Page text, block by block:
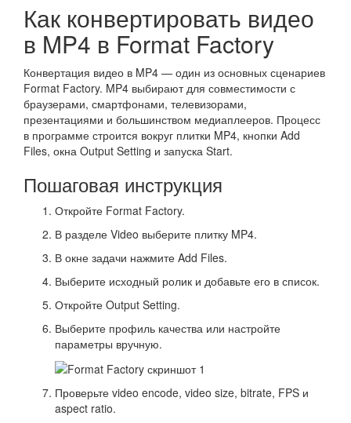
Как конвертировать видео
в MP4 в Format Factory
Конвертация видео в MP4 — один из основных сценариев
Format Factory. MP4 выбирают для совместимости с
браузерами, смартфонами, телевизорами,
презентациями и большинством медиаплееров. Процесс
в программе строится вокруг плитки MP4, кнопки Add
Files, окна Output Setting и запуска Start.
Пошаговая инструкция
Откройте Format Factory.
В разделе Video выберите плитку MP4.
В окне задачи нажмите Add Files.
Выберите исходный ролик и добавьте его в список.
Откройте Output Setting.
Выберите профиль качества или настройте
параметры вручную.
Проверьте video encode, video size, bitrate, FPS и
aspect ratio.